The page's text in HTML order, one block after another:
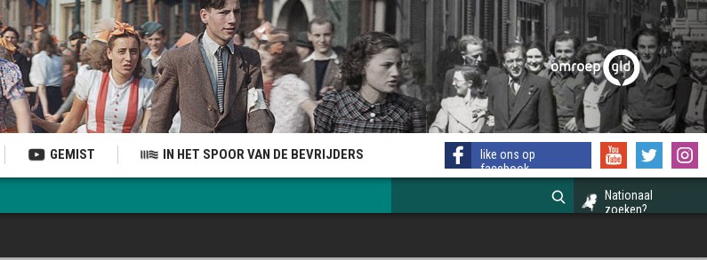
like ons op
facebook
GEMIST IN HET SPOOR VAN DE BEVRIJDERS
Nationaal
zoeken?